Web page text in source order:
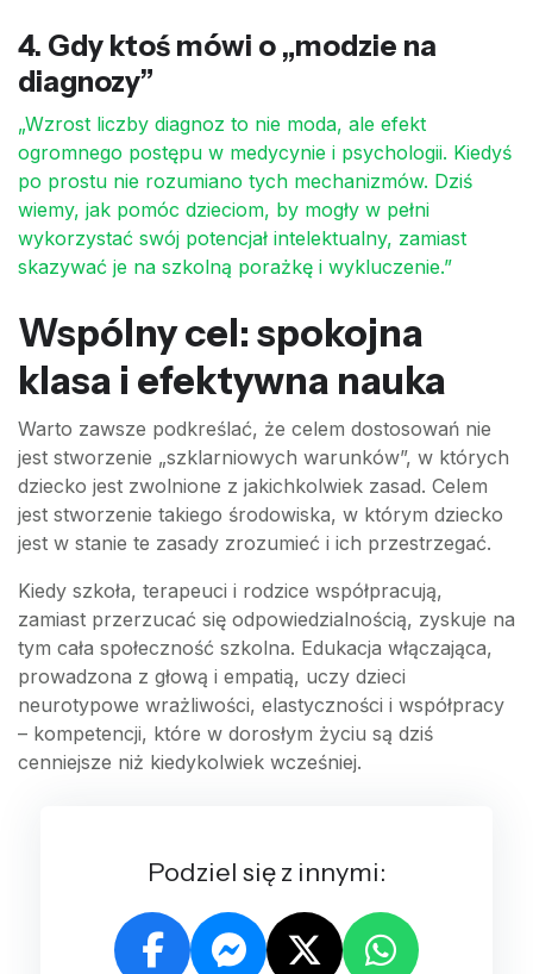
4. Gdy ktoś mówi o „modzie na
diagnozy”
„Wzrost liczby diagnoz to nie moda, ale efekt
ogromnego postępu w medycynie i psychologii. Kiedyś
po prostu nie rozumiano tych mechanizmów. Dziś
wiemy, jak pomóc dzieciom, by mogły w pełni
wykorzystać swój potencjał intelektualny, zamiast
skazywać je na szkolną porażkę i wykluczenie.”
Wspólny cel: spokojna
klasa i efektywna nauka
Warto zawsze podkreślać, że celem dostosowań nie
jest stworzenie „szklarniowych warunków”, w których
dziecko jest zwolnione z jakichkolwiek zasad. Celem
jest stworzenie takiego środowiska, w którym dziecko
jest w stanie te zasady zrozumieć i ich przestrzegać.
Kiedy szkoła, terapeuci i rodzice współpracują,
zamiast przerzucać się odpowiedzialnością, zyskuje na
tym cała społeczność szkolna. Edukacja włączająca,
prowadzona z głową i empatią, uczy dzieci
neurotypowe wrażliwości, elastyczności i współpracy
– kompetencji, które w dorosłym życiu są dziś
cenniejsze niż kiedykolwiek wcześniej.
Podziel się z innymi: